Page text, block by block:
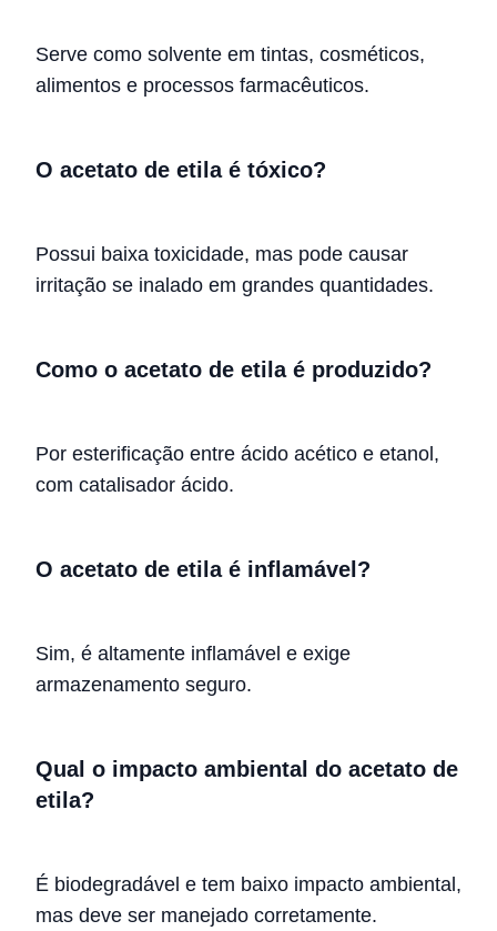
Serve como solvente em tintas, cosméticos,
alimentos e processos farmacêuticos.
O acetato de etila é tóxico?
Possui baixa toxicidade, mas pode causar
irritação se inalado em grandes quantidades.
Como o acetato de etila é produzido?
Por esterificação entre ácido acético e etanol,
com catalisador ácido.
O acetato de etila é inflamável?
Sim, é altamente inflamável e exige
armazenamento seguro.
Qual o impacto ambiental do acetato de
etila?
É biodegradável e tem baixo impacto ambiental,
mas deve ser manejado corretamente.